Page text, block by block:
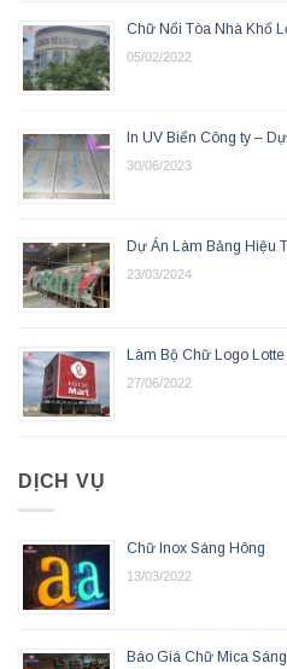
Chữ Nổi Tòa Nhà Khổ
05/02/2022
In UV Biển Công ty –
30/06/2023
Dự Án Làm Bảng Hiệu
23/03/2024
Làm Bộ Chữ Logo Lotte
27/06/2022
DỊCH VỤ
Chữ Inox Sáng Hông
13/03/2022
Báo Giá Chữ Mica